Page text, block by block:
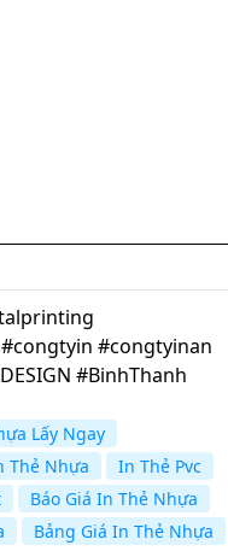
#congtyinan
#BinhThanh
Lấy Ngay
Thẻ Nhựa
In Thẻ Pvc
Báo Giá In Thẻ Nhựa
Bảng Giá In Thẻ Nhựa